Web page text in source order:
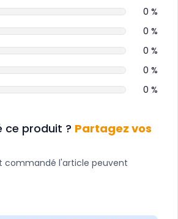
0 %
0 %
0 %
0 %
0 %
ce produit ? Partagez vos
commandé l'article peuvent